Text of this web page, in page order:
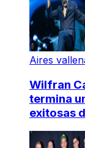
Aires
Wilfran
termina
exitosas